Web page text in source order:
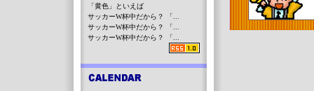
「黄色」といえば
サッカーW杯中だから？ 「...
サッカーW杯中だから？ 「...
サッカーW杯中だから？ 「...